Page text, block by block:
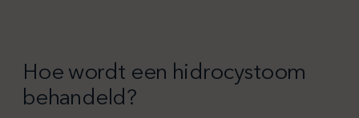
Hoe wordt een hidrocystoom
behandeld?